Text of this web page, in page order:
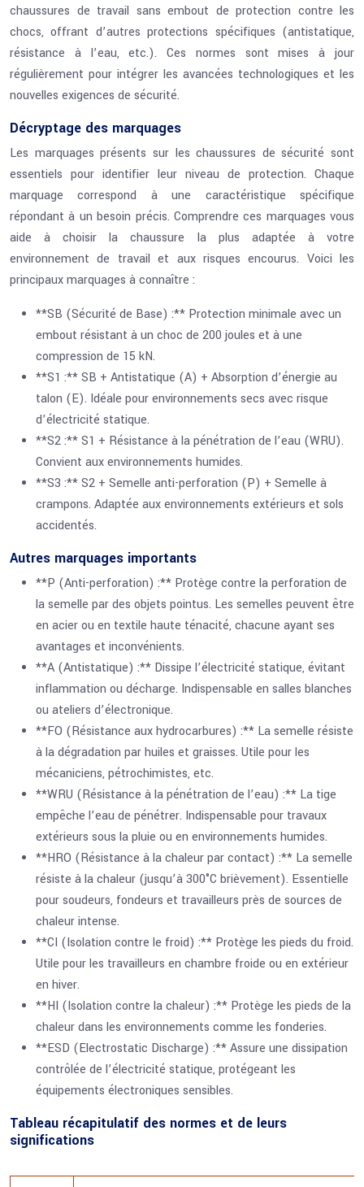
chaussures de travail sans embout de protection contre les
chocs, offrant d’autres protections spécifiques (antistatique,
résistance à l’eau, etc.). Ces normes sont mises à jour
régulièrement pour intégrer les avancées technologiques et les
nouvelles exigences de sécurité.
Décryptage des marquages
Les marquages présents sur les chaussures de sécurité sont
essentiels pour identifier leur niveau de protection. Chaque
marquage correspond à une caractéristique spécifique
répondant à un besoin précis. Comprendre ces marquages vous
aide à choisir la chaussure la plus adaptée à votre
environnement de travail et aux risques encourus. Voici les
principaux marquages à connaître :
**SB (Sécurité de Base) :** Protection minimale avec un
embout résistant à un choc de 200 joules et à une
compression de 15 kN.
**S1 :** SB + Antistatique (A) + Absorption d’énergie au
talon (E). Idéale pour environnements secs avec risque
d’électricité statique.
**S2 :** S1 + Résistance à la pénétration de l’eau (WRU).
Convient aux environnements humides.
**S3 :** S2 + Semelle anti-perforation (P) + Semelle à
crampons. Adaptée aux environnements extérieurs et sols
accidentés.
Autres marquages importants
**P (Anti-perforation) :** Protège contre la perforation de
la semelle par des objets pointus. Les semelles peuvent être
en acier ou en textile haute ténacité, chacune ayant ses
avantages et inconvénients.
**A (Antistatique) :** Dissipe l’électricité statique, évitant
inflammation ou décharge. Indispensable en salles blanches
ou ateliers d’électronique.
**FO (Résistance aux hydrocarbures) :** La semelle résiste
à la dégradation par huiles et graisses. Utile pour les
mécaniciens, pétrochimistes, etc.
**WRU (Résistance à la pénétration de l’eau) :** La tige
empêche l’eau de pénétrer. Indispensable pour travaux
extérieurs sous la pluie ou en environnements humides.
**HRO (Résistance à la chaleur par contact) :** La semelle
résiste à la chaleur (jusqu’à 300°C brièvement). Essentielle
pour soudeurs, fondeurs et travailleurs près de sources de
chaleur intense.
**CI (Isolation contre le froid) :** Protège les pieds du froid.
Utile pour les travailleurs en chambre froide ou en extérieur
en hiver.
**HI (Isolation contre la chaleur) :** Protège les pieds de la
chaleur dans les environnements comme les fonderies.
**ESD (Electrostatic Discharge) :** Assure une dissipation
contrôlée de l’électricité statique, protégeant les
équipements électroniques sensibles.
Tableau récapitulatif des normes et de leurs
significations